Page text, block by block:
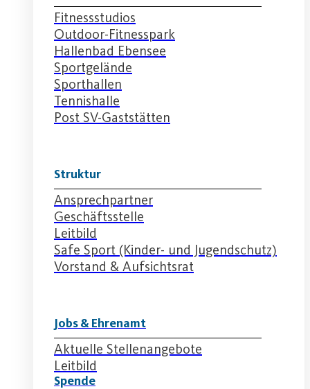
Fitnessstudios
Outdoor-Fitnesspark
Hallenbad Ebensee
Sportgelände
Sporthallen
Tennishalle
Post SV-Gaststätten
Struktur
Ansprechpartner
Geschäftsstelle
Leitbild
Safe Sport (Kinder- und Jugendschutz)
Vorstand & Aufsichtsrat
Jobs & Ehrenamt
Aktuelle Stellenangebote
Leitbild
Spende